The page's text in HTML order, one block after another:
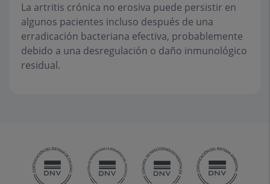
La artritis crónica no erosiva puede persistir en
algunos pacientes incluso después de una
erradicación bacteriana efectiva, probablemente
debido a una desregulación o daño inmunológico
residual.